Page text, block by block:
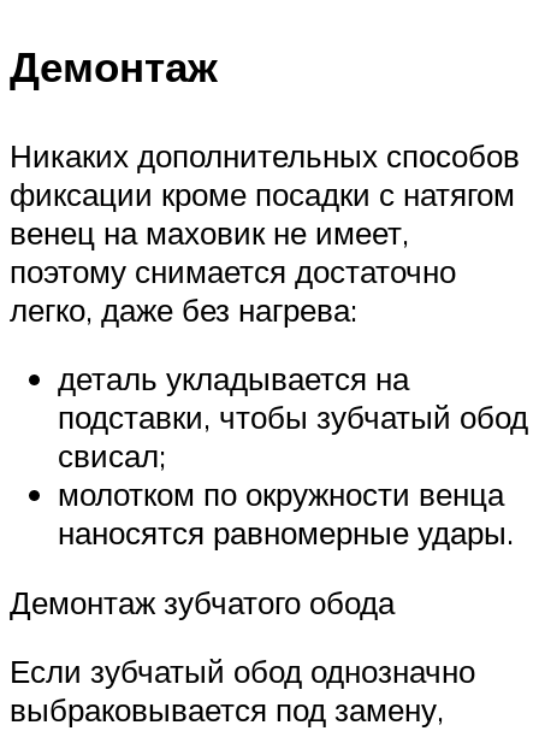
Демонтаж
Никаких дополнительных способов
фиксации кроме посадки с натягом
венец на маховик не имеет,
поэтому снимается достаточно
легко, даже без нагрева:
деталь укладывается на
подставки, чтобы зубчатый обод
свисал;
молотком по окружности венца
наносятся равномерные удары.
Демонтаж зубчатого обода
Если зубчатый обод однозначно
выбраковывается под замену,